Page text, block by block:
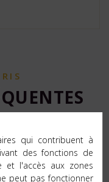
qui contribuent à
des fonctions de
et l'accès aux zones
peut pas fonctionner